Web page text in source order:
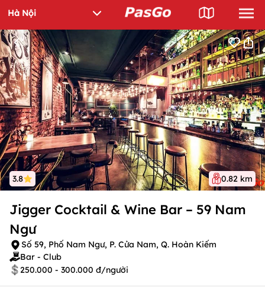
3.8 0.82 km
Jigger Cocktail & Wine Bar – 59 Nam
Ngư
Số 59, Phố Nam Ngư, P. Cửa Nam, Q. Hoàn Kiếm
Bar - Club
250.000 - 300.000 đ/người